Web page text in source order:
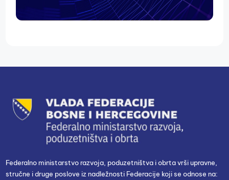
Federalno ministarstvo razvoja, poduzetništva i obrta vrši upravne,
stručne i druge poslove iz nadležnosti Federacije koji se odnose na: